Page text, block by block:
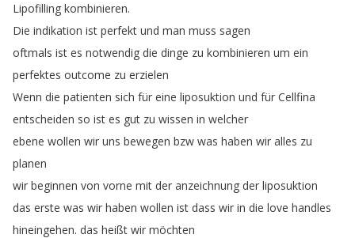
Lipofilling kombinieren.
Die indikation ist perfekt und man muss sagen
oftmals ist es notwendig die dinge zu kombinieren um ein
perfektes outcome zu erzielen
Wenn die patienten sich für eine liposuktion und für Cellfina
entscheiden so ist es gut zu wissen in welcher
ebene wollen wir uns bewegen bzw was haben wir alles zu
planen
wir beginnen von vorne mit der anzeichnung der liposuktion
das erste was wir haben wollen ist dass wir in die love handles
hineingehen. das heißt wir möchten